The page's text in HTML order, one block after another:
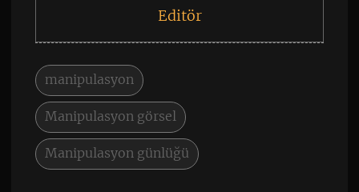
Editör
manipulasyon
Manipulasyon görsel
Manipulasyon günlüğü